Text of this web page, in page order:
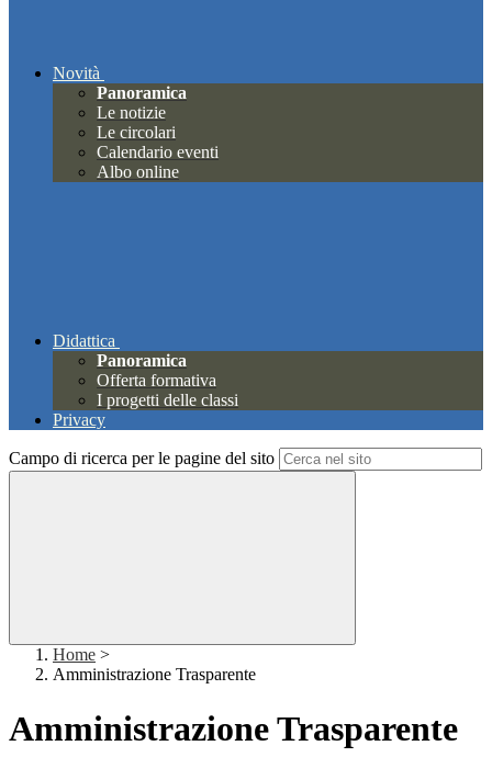
Novità
Panoramica
Le notizie
Le circolari
Calendario eventi
Albo online
Didattica
Panoramica
Offerta formativa
I progetti delle classi
Privacy
Campo di ricerca per le pagine del sito
Home >
Amministrazione Trasparente
Amministrazione Trasparente